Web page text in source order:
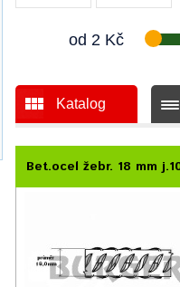
od 2 Kč
Katalog
Bet.ocel žebr. 18 mm